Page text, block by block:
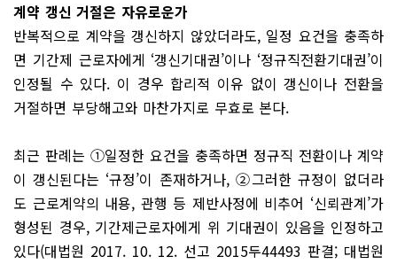
계약 갱신 거절은 자유로운가
반복적으로 계약을 갱신하지 않았더라도, 일정 요건을 충족하
면 기간제 근로자에게 ‘갱신기대권’이나 ‘정규직전환기대권’이
인정될 수 있다. 이 경우 합리적 이유 없이 갱신이나 전환을
거절하면 부당해고와 마찬가지로 무효로 본다.
최근 판례는 ①일정한 요건을 충족하면 정규직 전환이나 계약
이 갱신된다는 ‘규정’이 존재하거나, ②그러한 규정이 없더라
도 근로계약의 내용, 관행 등 제반사정에 비추어 ‘신뢰관계’가
형성된 경우, 기간제근로자에게 위 기대권이 있음을 인정하고
있다(대법원 2017. 10. 12. 선고 2015두44493 판결; 대법원